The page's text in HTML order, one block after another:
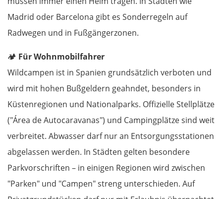
Madrid oder Barcelona gibt es Sonderregeln auf
Radwegen und in Fußgängerzonen.
🏕️ Für Wohnmobilfahrer
Wildcampen ist in Spanien grundsätzlich verboten und
wird mit hohen Bußgeldern geahndet, besonders in
Küstenregionen und Nationalparks. Offizielle Stellplätze
("Área de Autocaravanas") und Campingplätze sind weit
verbreitet. Abwasser darf nur an Entsorgungsstationen
abgelassen werden. In Städten gelten besondere
Parkvorschriften – in einigen Regionen wird zwischen
"Parken" und "Campen" streng unterschieden. Auf
Pesaro
Ancona
Pescara
Vieste
Foggia